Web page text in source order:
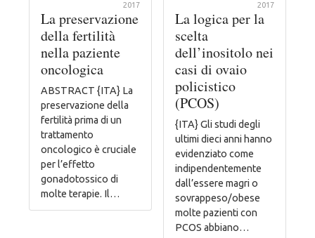
2017
La preservazione
della fertilità
nella paziente
oncologica
ABSTRACT {ITA} La
preservazione della
fertilità prima di un
trattamento
oncologico è cruciale
per l’effetto
gonadotossico di
molte terapie. Il…
2017
La logica per la
scelta
dell’inositolo nei
casi di ovaio
policistico
(PCOS)
{ITA} Gli studi degli
ultimi dieci anni hanno
evidenziato come
indipendentemente
dall’essere magri o
sovrappeso/obese
molte pazienti con
PCOS abbiano…